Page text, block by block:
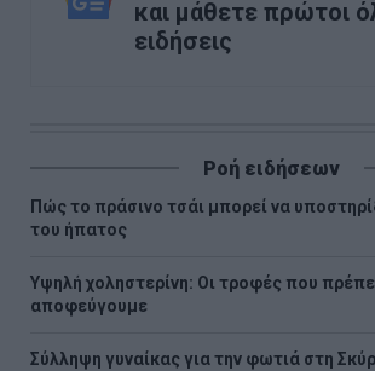
και μάθετε πρώτοι
ειδήσεις
Ροή ειδήσεων
Πώς το πράσινο τσάι μπορεί να
του ήπατος
Υψηλή χοληστερίνη: Οι τροφές που
αποφεύγουμε
Σύλληψη γυναίκας για την φωτιά στη